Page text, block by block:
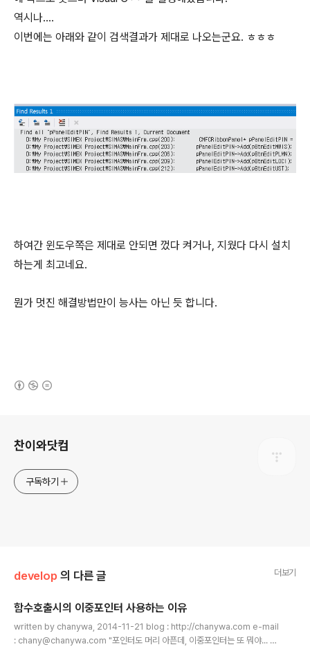
역시나....
이번에는 아래와 같이 검색결과가 제대로 나오는군요. ㅎㅎㅎ
하여간 윈도우쪽은 제대로 안되면 껐다 켜거나, 지웠다 다시 설치
하는게 최고네요.
뭔가 멋진 해결방법만이 능사는 아닌 듯 합니다.
찬이와닷컴
구독하기
develop 의 다른 글 더보기
함수호출시의 이중포인터 사용하는 이유
written by chanywa, 2014-11-21 blog : http://chanywa.com e-mail
: chany@chanywa.com "포인터도 머리 아픈데, 이중포인터는 또 뭐야... ㅠ.